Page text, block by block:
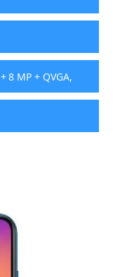
8 MP + QVGA,